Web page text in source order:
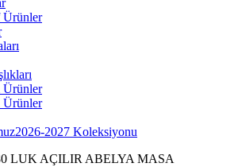
Ürünler
Ürünler
Ürünler
2026-2027 Koleksiyonu
LUK AÇILIR ABELYA MASA